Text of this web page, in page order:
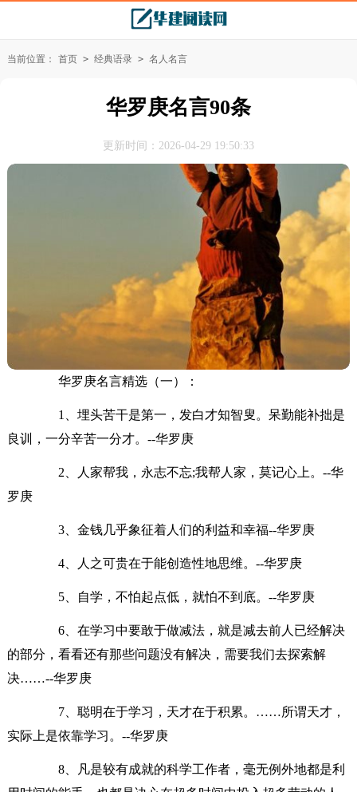
当前位置： 首页 > 经典语录 > 名人名言
华罗庚名言90条
更新时间：2026-04-29 19:50:33
华罗庚名言精选（一）：
1、埋头苦干是第一，发白才知智叟。呆勤能补拙是
良训，一分辛苦一分才。--华罗庚
2、人家帮我，永志不忘;我帮人家，莫记心上。--华
罗庚
3、金钱几乎象征着人们的利益和幸福--华罗庚
4、人之可贵在于能创造性地思维。--华罗庚
5、自学，不怕起点低，就怕不到底。--华罗庚
6、在学习中要敢于做减法，就是减去前人已经解决
的部分，看看还有那些问题没有解决，需要我们去探索解
决……--华罗庚
7、聪明在于学习，天才在于积累。……所谓天才，
实际上是依靠学习。--华罗庚
8、凡是较有成就的科学工作者，毫无例外地都是利